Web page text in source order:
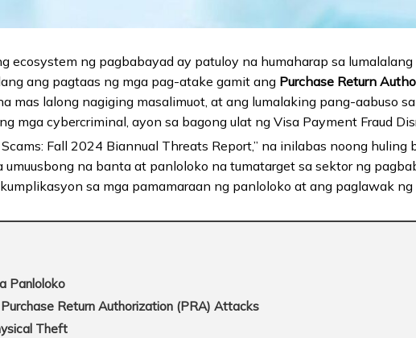
ecosystem ng pagbabayad ay patuloy na humaharap sa
ang pagtaas ng mga pag-atake gamit ang Purchase Return
mas lalong nagiging masalimuot, at ang lumalaking pang-aabuso
ng mga cybercriminal, ayon sa bagong ulat ng Visa Payment Fraud
Fall 2024 Biannual Threats Report,” na inilabas noong huling
na banta at panloloko na tumatarget sa sektor ng
sa mga pamamaraan ng panloloko at ang paglawak
Panloloko
Return Authorization (PRA) Attacks
Theft